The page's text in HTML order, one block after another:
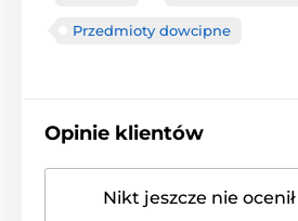
Przedmioty dowcipne
Opinie klientów
Nikt jeszcze nie